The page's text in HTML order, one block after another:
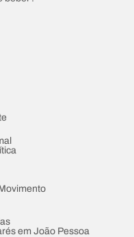
em João Pessoa